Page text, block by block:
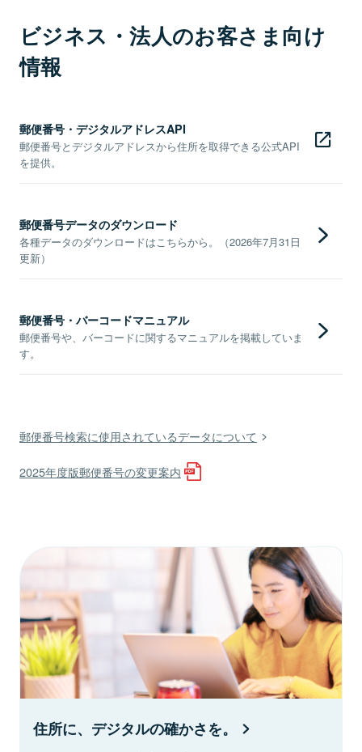
ビジネス・法人のお客さま向け
情報
郵便番号・デジタルアドレスAPI
郵便番号とデジタルアドレスから住所を取得できる公式API
を提供。
郵便番号データのダウンロード
各種データのダウンロードはこちらから。（2026年7月31日
更新）
郵便番号・バーコードマニュアル
郵便番号や、バーコードに関するマニュアルを掲載していま
す。
郵便番号検索に使用されているデータについて
2025年度版郵便番号の変更案内
住所に、デジタルの確かさを。